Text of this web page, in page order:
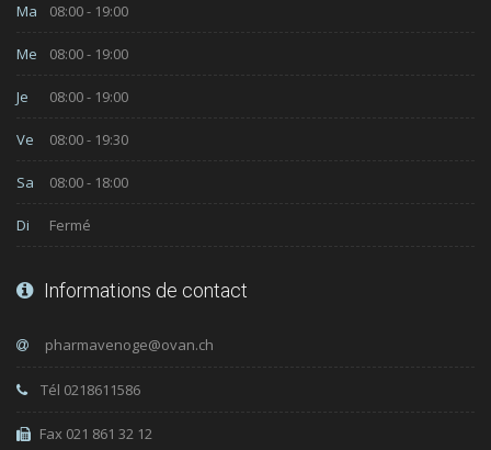
Ma 08:00 - 19:00
Me 08:00 - 19:00
Je 08:00 - 19:00
Ve 08:00 - 19:30
Sa 08:00 - 18:00
Di Fermé
Informations de contact
Tél 0218611586
Fax 021 861 32 12